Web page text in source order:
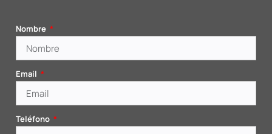
Nombre
Email
Teléfono